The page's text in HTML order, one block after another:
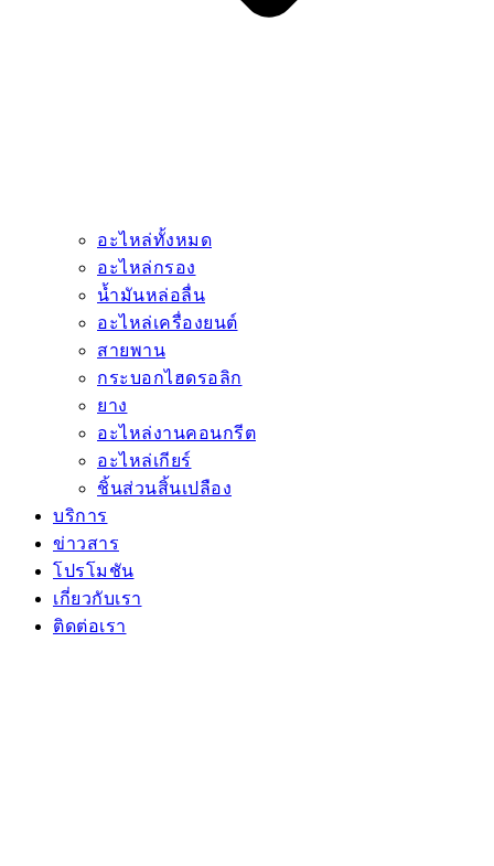
อะไหล่ทั้งหมด
อะไหล่กรอง
น้ำมันหล่อลื่น
อะไหล่เครื่องยนต์
สายพาน
กระบอกไฮดรอลิก
ยาง
อะไหล่งานคอนกรีต
อะไหล่เกียร์
ชิ้นส่วนสิ้นเปลือง
บริการ
ข่าวสาร
โปรโมชัน
เกี่ยวกับเรา
ติดต่อเรา